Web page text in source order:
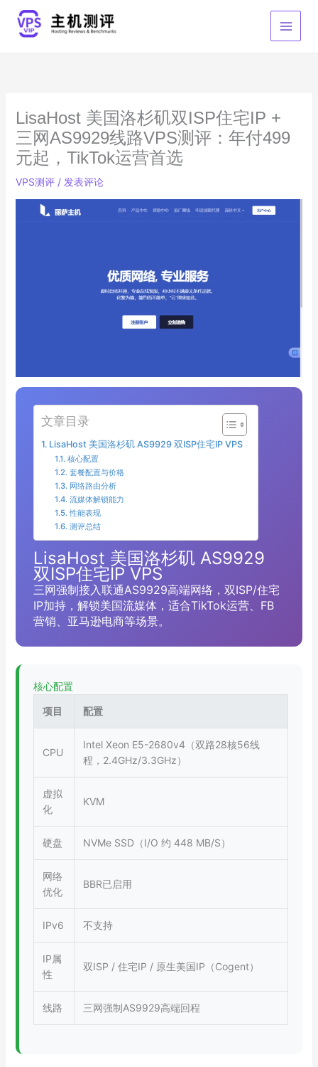
LisaHost 美国洛杉矶双ISP住宅IP +
三网AS9929线路VPS测评：年付499
元起，TikTok运营首选
VPS测评/ 发表评论
文章目录
LisaHost 美国洛杉矶 AS9929 双ISP住宅IP VPS
核心配置
套餐配置与价格
网络路由分析
流媒体解锁能力
性能表现
测评总结
LisaHost 美国洛杉矶 AS9929
双ISP住宅IP VPS
三网强制接入联通AS9929高端网络，双ISP/住宅
IP加持，解锁美国流媒体，适合TikTok运营、FB
营销、亚马逊电商等场景。
核心配置
项目 配置
CPU
Intel Xeon E5-2680v4（双路28核56线
程，2.4GHz/3.3GHz）
虚拟
化
KVM
硬盘 NVMe SSD（I/O 约 448 MB/S）
网络
优化
BBR已启用
IPv6 不支持
IP属
性
双ISP / 住宅IP / 原生美国IP（Cogent）
线路 三网强制AS9929高端回程